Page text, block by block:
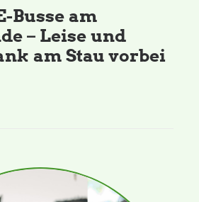
Busse am
– Leise und
am Stau vorbei